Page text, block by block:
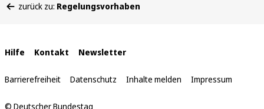
befinden
zurück zu: Regelungsvorhaben
Interne
Links
Hilfe Kontakt Newsletter
Barrierefreiheit Datenschutz Inhalte melden Impressum
© Deutscher Bundestag